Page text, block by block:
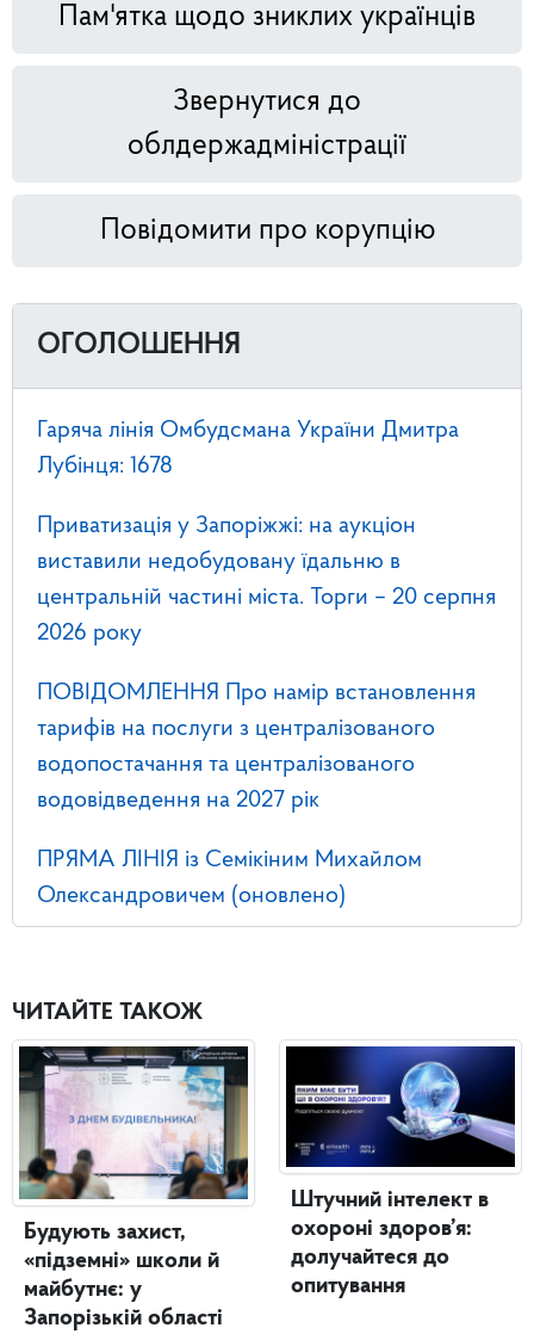
Пам'ятка щодо зниклих українців
Звернутися до
облдержадміністрації
Повідомити про корупцію
ОГОЛОШЕННЯ
Гаряча лінія Омбудсмана України Дмитра
Лубінця: 1678
Приватизація у Запоріжжі: на аукціон
виставили недобудовану їдальню в
центральній частині міста. Торги – 20 серпня
2026 року
ПОВІДОМЛЕННЯ Про намір встановлення
тарифів на послуги з централізованого
водопостачання та централізованого
водовідведення на 2027 рік
ПРЯМА ЛІНІЯ із Семікіним Михайлом
Олександровичем (оновлено)
ЧИТАЙТЕ ТАКОЖ
Будують захист,
«підземні» школи й
майбутнє: у
Запорізькій області
Штучний інтелект в
охороні здоров’я:
долучайтеся до
опитування